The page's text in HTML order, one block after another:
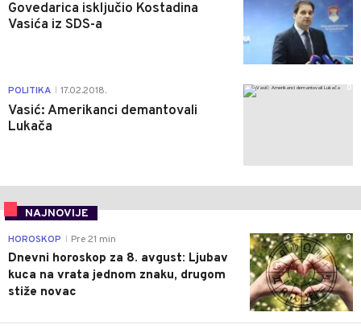
Govedarica isključio Kostadina
Vasića iz SDS-a
POLITIKA 17.02.2018.
Vasić: Amerikanci demantovali
Lukača
0
NAJNOVIJE
0
HOROSKOP Pre 21 min
Dnevni horoskop za 8. avgust: Ljubav
kuca na vrata jednom znaku, drugom
stiže novac